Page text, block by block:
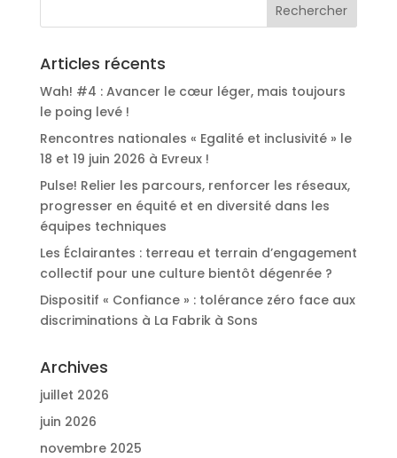
Articles récents
Wah! #4 : Avancer le cœur léger, mais toujours
le poing levé !
Rencontres nationales « Egalité et inclusivité » le
18 et 19 juin 2026 à Evreux !
Pulse! Relier les parcours, renforcer les réseaux,
progresser en équité et en diversité dans les
équipes techniques
Les Éclairantes : terreau et terrain d’engagement
collectif pour une culture bientôt dégenrée ?
Dispositif « Confiance » : tolérance zéro face aux
discriminations à La Fabrik à Sons
Archives
juillet 2026
juin 2026
novembre 2025